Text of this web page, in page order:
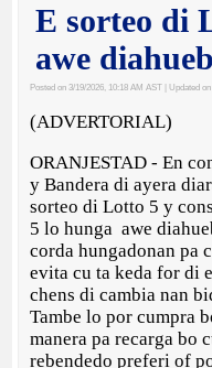
E sorteo di
awe
Posted on 3/19/2026, 10:18 AM AST | Updated
(ADVERTORIAL)
ORANJESTAD - En
y Bandera di ayera
sorteo di Lotto 5 y
5 lo hunga awe
corda hungadonan pa
evita cu ta keda for di
chens di cambia nan
Tambe lo por cumpra
manera pa recarga bo
rebendedo preferi of